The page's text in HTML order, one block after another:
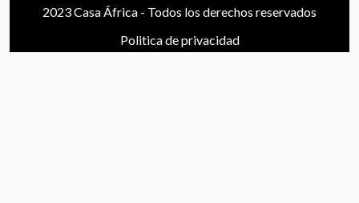
2023 Casa África - Todos los derechos reservados
Politica de privacidad